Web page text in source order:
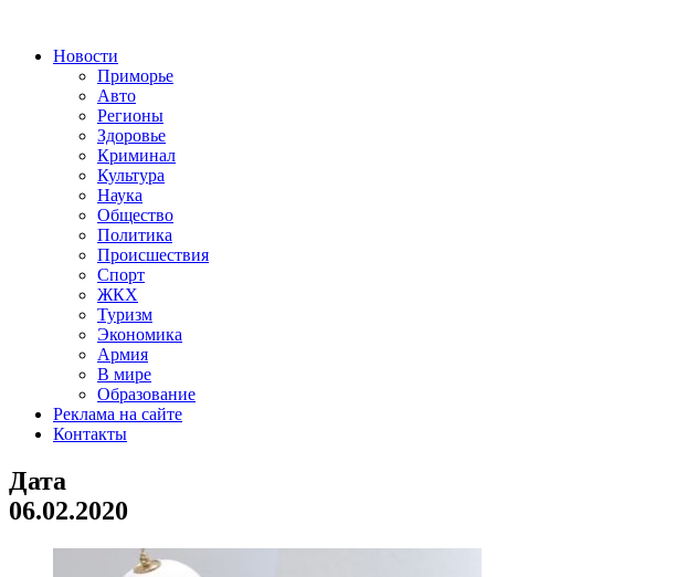
Новости
Приморье
Авто
Регионы
Здоровье
Криминал
Культура
Наука
Общество
Политика
Происшествия
Спорт
ЖКХ
Туризм
Экономика
Армия
В мире
Образование
Реклама на сайте
Контакты
Дата
06.02.2020